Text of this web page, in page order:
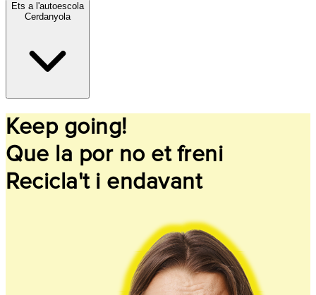
Ets a l'autoescola
Cerdanyola
Keep going!
Que la por no et freni
Recicla't i endavant